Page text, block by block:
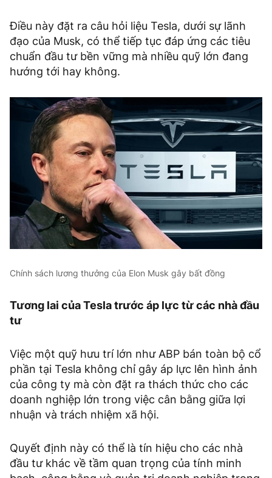
Điều này đặt ra câu hỏi liệu Tesla, dưới sự lãnh
đạo của Musk, có thể tiếp tục đáp ứng các tiêu
chuẩn đầu tư bền vững mà nhiều quỹ lớn đang
hướng tới hay không.
Chính sách lương thưởng của Elon Musk gây bất đồng
Tương lai của Tesla trước áp lực từ các nhà đầu
tư
Việc một quỹ hưu trí lớn như ABP bán toàn bộ cổ
phần tại Tesla không chỉ gây áp lực lên hình ảnh
của công ty mà còn đặt ra thách thức cho các
doanh nghiệp lớn trong việc cân bằng giữa lợi
nhuận và trách nhiệm xã hội.
Quyết định này có thể là tín hiệu cho các nhà
đầu tư khác về tầm quan trọng của tính minh